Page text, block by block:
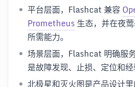
平台层面，Flashcat 兼容
Prometheus生态，并在夜
所需能力。
场景层面，Flashcat 明确服
是故障发现、止损、定位和经
北极星和灭火图是产品设计